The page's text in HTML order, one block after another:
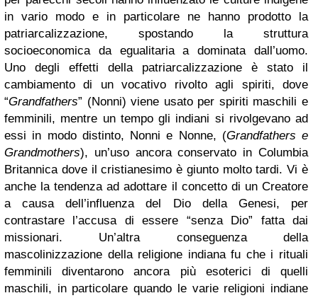
in vario modo e in particolare ne hanno prodotto la
patriarcalizzazione, spostando la struttura
socioeconomica da egualitaria a dominata dall’uomo.
Uno degli effetti della patriarcalizzazione è stato il
cambiamento di un vocativo rivolto agli spiriti, dove
“Grandfathers” (Nonni) viene usato per spiriti maschili e
femminili, mentre un tempo gli indiani si rivolgevano ad
essi in modo distinto, Nonni e Nonne, (Grandfathers e
Grandmothers), un’uso ancora conservato in Columbia
Britannica dove il cristianesimo è giunto molto tardi. Vi è
anche la tendenza ad adottare il concetto di un Creatore
a causa dell’influenza del Dio della Genesi, per
contrastare l’accusa di essere “senza Dio” fatta dai
missionari. Un’altra conseguenza della
mascolinizzazione della religione indiana fu che i rituali
femminili diventarono ancora più esoterici di quelli
maschili, in particolare quando le varie religioni indiane